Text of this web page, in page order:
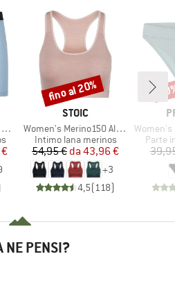
MARCHIO
STOIC
Articolo
Women's Merino150 AlsenSt. Bra
Gruppo di prodotti
Intimo lana merinos
Prezzo
54,95 € Prezzo ridotto
da 43,96 €
+3
4,5(118)
Sconto
fino al 20%
Articolo
Women's
Parte
NE PENSI?